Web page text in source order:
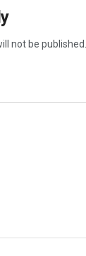
not be published.